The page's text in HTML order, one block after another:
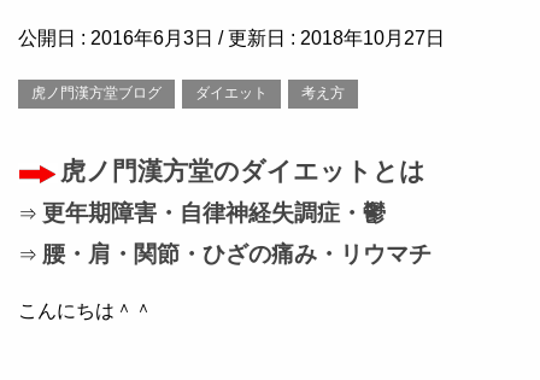
公開日 : 2016年6月3日 / 更新日 : 2018年10月27日
虎ノ門漢方堂ブログ ダイエット 考え方
虎ノ門漢方堂のダイエットとは
⇒ 更年期障害・自律神経失調症・鬱
⇒ 腰・肩・関節・ひざの痛み・リウマチ
こんにちは＾＾